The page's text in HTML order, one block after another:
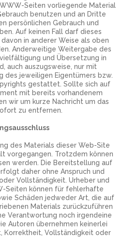
Seiten vorliegende Material
benutzen und an Dritte
persönlichen Gebrauch und
Auf keinen Fall darf dieses
in anderer Weise als oben
Anderweitige Weitergabe des
und Übersetzung in
auch auszugsweise, nur mit
des jeweiligen Eigentümers bzw.
gestattet. Sollte sich auf
mit bereits vorhandenem
wir um kurze Nachricht um das
zu entfernen.
des Materials dieser Web-Site
vorgegangen. Trotzdem können
werden. Die Bereitstellung auf
daher ohne Anspruch und
Vollständigkeit. Urheber und
Seiten können für fehlerhafte
Schäden jedweder Art, die auf
Materials zurückzuführen
Verantwortung noch irgendeine
Autoren übernehmen keinerlei
Korrektheit, Vollständigkeit oder